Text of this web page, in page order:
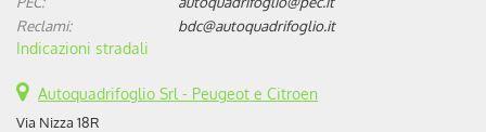
Reclami:
bdc@autoquadrifoglio.it
Indicazioni stradali
Autoquadrifoglio Srl - Peugeot e Citroen
Via Nizza 18R